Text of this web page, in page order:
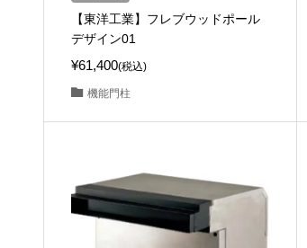
【東洋工業】フレブウッドポール
デザイン01
¥61,400(税込)
機能門柱